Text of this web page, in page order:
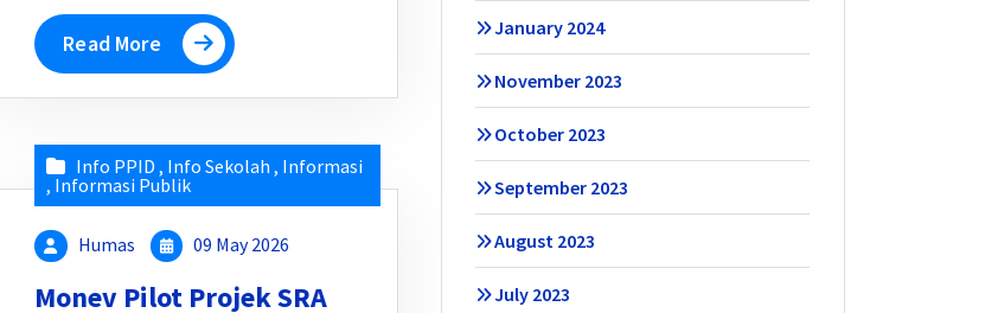
Read More
Info PPID , Info Sekolah , Informasi
, Informasi Publik
Humas 09 May 2026
Monev Pilot Projek SRA
January 2024
November 2023
October 2023
September 2023
August 2023
July 2023